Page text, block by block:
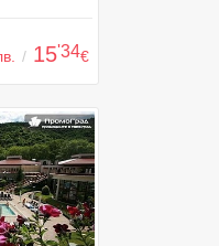
/ 15'34€